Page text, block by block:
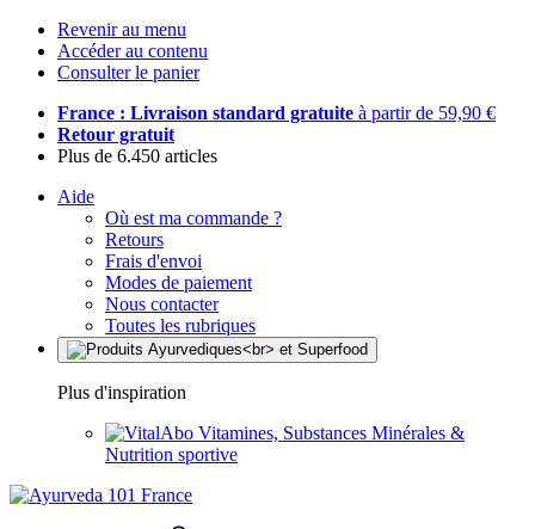
Revenir au menu
Accéder au contenu
Consulter le panier
France : Livraison standard gratuite à partir de 59,90 €
Retour gratuit
Plus de 6.450 articles
Aide
Où est ma commande ?
Retours
Frais d'envoi
Modes de paiement
Nous contacter
Toutes les rubriques
Plus d'inspiration
Vitamines, Substances Minérales &
Nutrition sportive